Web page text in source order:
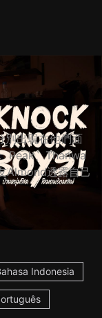
別出現在他們面
Peak、Thanwa
Almond透露自己
Indonesia